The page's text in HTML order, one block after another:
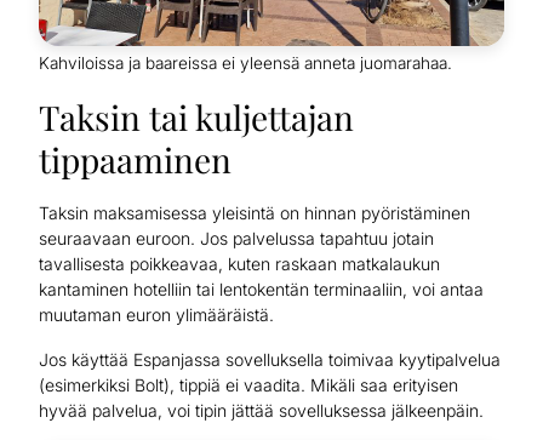
Kahviloissa ja baareissa ei yleensä anneta juomarahaa.
Taksin tai kuljettajan
tippaaminen
Taksin maksamisessa yleisintä on hinnan pyöristäminen
seuraavaan euroon. Jos palvelussa tapahtuu jotain
tavallisesta poikkeavaa, kuten raskaan matkalaukun
kantaminen hotelliin tai lentokentän terminaaliin, voi antaa
muutaman euron ylimääräistä.
Jos käyttää Espanjassa sovelluksella toimivaa kyytipalvelua
(esimerkiksi Bolt), tippiä ei vaadita. Mikäli saa erityisen
hyvää palvelua, voi tipin jättää sovelluksessa jälkeenpäin.